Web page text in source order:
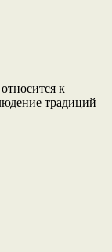
к
традиций